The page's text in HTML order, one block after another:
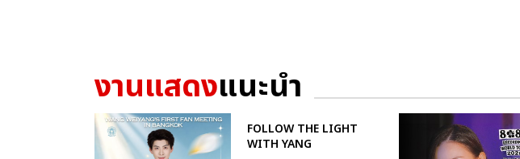
งานแสดงแนะนำ
FOLLOW THE LIGHT
WITH YANG